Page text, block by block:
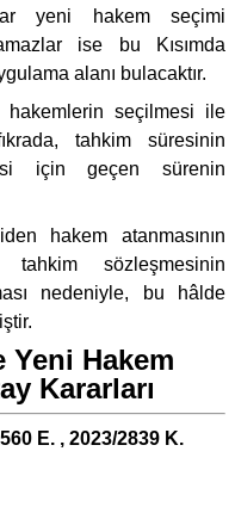
yeni hakem seçimi
ise bu Kısımda
alanı bulacaktır.
hakemlerin seçilmesi ile
tahkim süresinin
için geçen sürenin
hakem atanmasının
sözleşmesinin
nedeniyle, bu hâlde
Yeni Hakem
Kararları
E. , 2023/2839 K.